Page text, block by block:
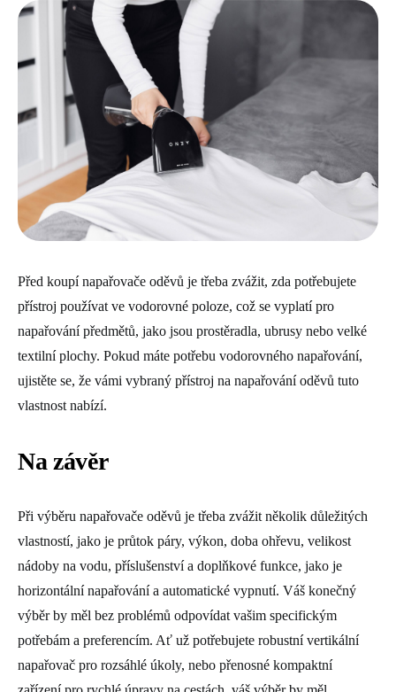
Před koupí napařovače oděvů je třeba zvážit, zda potřebujete
přístroj používat ve vodorovné poloze, což se vyplatí pro
napařování předmětů, jako jsou prostěradla, ubrusy nebo velké
textilní plochy. Pokud máte potřebu vodorovného napařování,
ujistěte se, že vámi vybraný přístroj na napařování oděvů tuto
vlastnost nabízí.
Na závěr
Při výběru napařovače oděvů je třeba zvážit několik důležitých
vlastností, jako je průtok páry, výkon, doba ohřevu, velikost
nádoby na vodu, příslušenství a doplňkové funkce, jako je
horizontální napařování a automatické vypnutí. Váš konečný
výběr by měl bez problémů odpovídat vašim specifickým
potřebám a preferencím. Ať už potřebujete robustní vertikální
napařovač pro rozsáhlé úkoly, nebo přenosné kompaktní